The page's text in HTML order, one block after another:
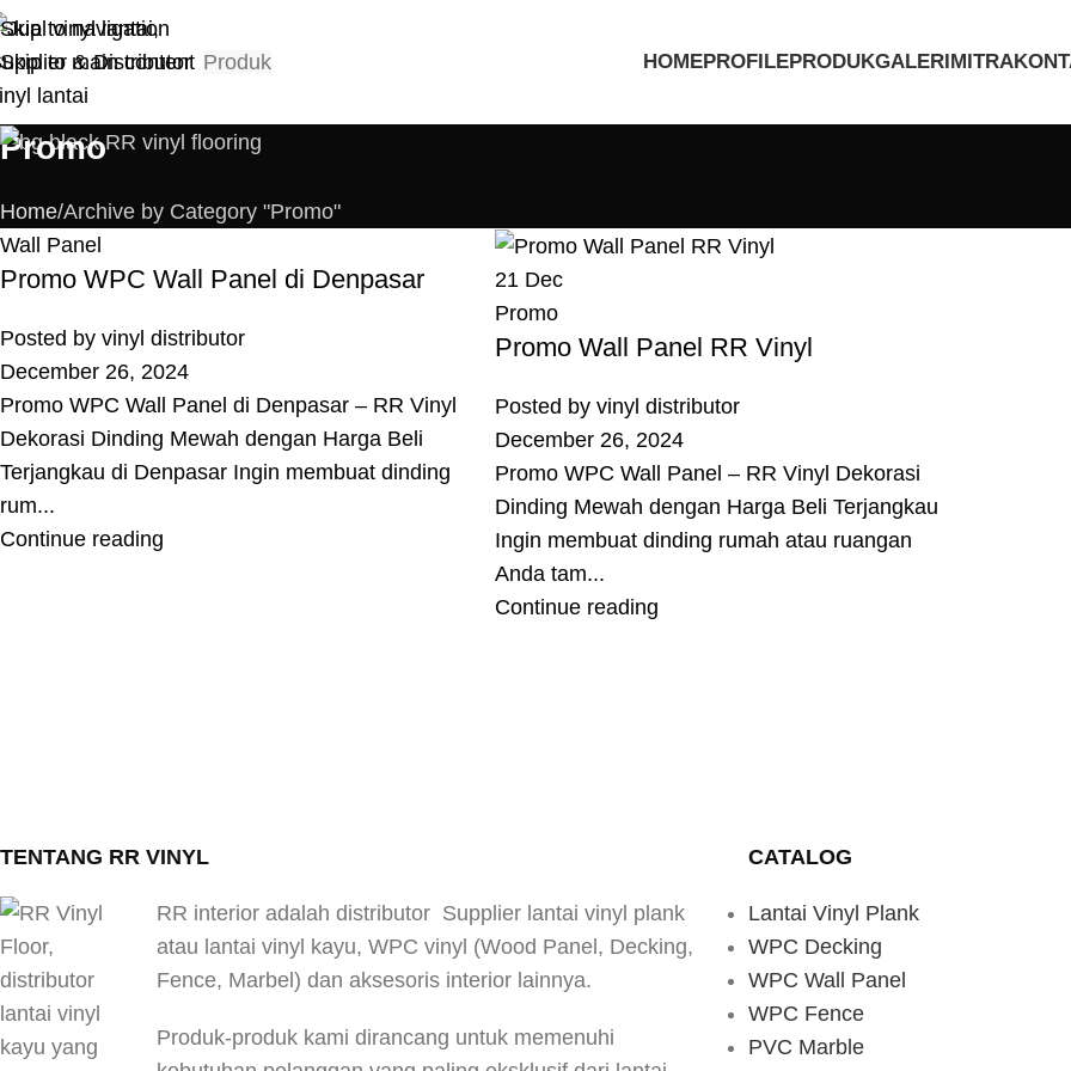
Skip to navigation
Skip to main content Produk HOMEPROFILEPRODUKGALERIMITRA
Promo
Home Archive by Category "Promo"
Wall Panel
Promo WPC Wall Panel di Denpasar
Posted by vinyl distributor
December 26, 2024
Promo WPC Wall Panel di Denpasar – RR Vinyl
Dekorasi Dinding Mewah dengan Harga Beli
Terjangkau di Denpasar Ingin membuat dinding
rum...
Continue reading
21 Dec
Promo
Promo Wall Panel RR Vinyl
Posted by vinyl distributor
December 26, 2024
Promo WPC Wall Panel – RR Vinyl Dekorasi
Dinding Mewah dengan Harga Beli Terjangkau
Ingin membuat dinding rumah atau ruangan
Anda tam...
Continue reading
TENTANG RR VINYL
RR interior adalah distributor Supplier lantai vinyl plank
atau lantai vinyl kayu, WPC vinyl (Wood Panel, Decking,
Fence, Marbel) dan aksesoris interior lainnya.
Produk-produk kami dirancang untuk memenuhi
CATALOG
Lantai Vinyl Plank
WPC Decking
WPC Wall Panel
WPC Fence
PVC Marble